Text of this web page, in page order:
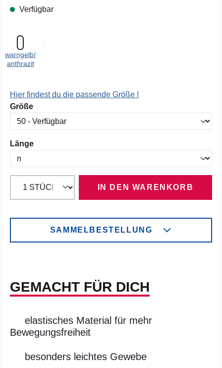
Verfügbar
warngelb/
anthrazit
Hier findest du die passende Größe !
Größeauswählen
Längeauswählen
IN DEN WARENKORB
SAMMELBESTELLUNG
GEMACHT FÜR DICH
elastisches Material für mehr
Bewegungsfreiheit
besonders leichtes Gewebe